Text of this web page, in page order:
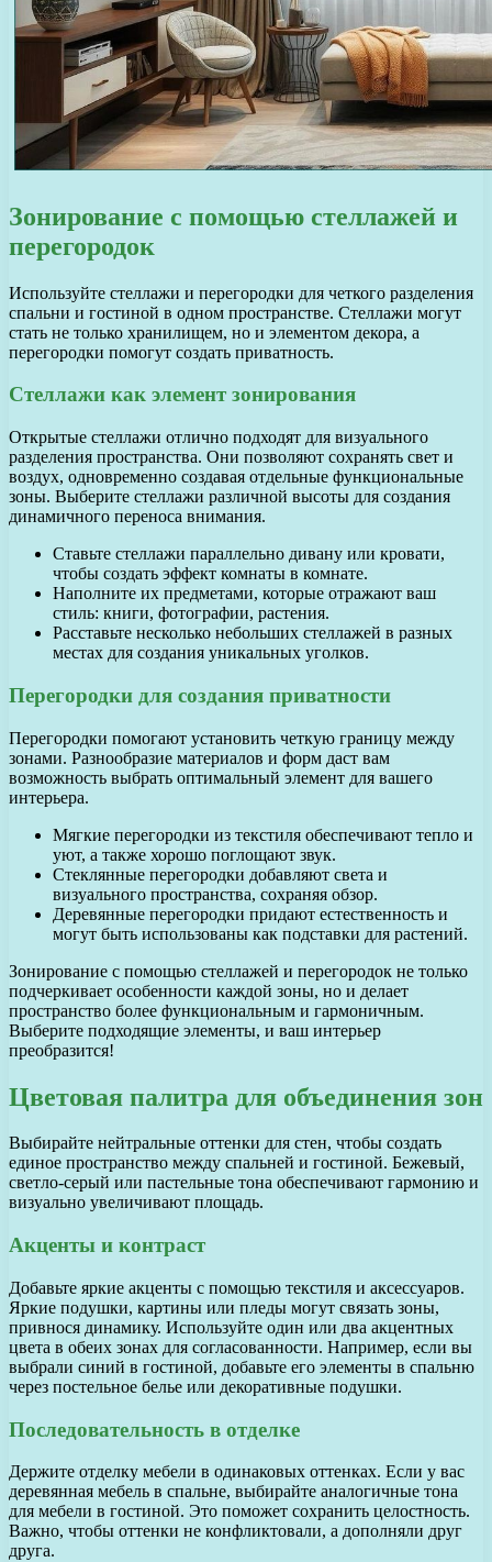
Зонирование с помощью стеллажей и
перегородок
Используйте стеллажи и перегородки для четкого разделения
спальни и гостиной в одном пространстве. Стеллажи могут
стать не только хранилищем, но и элементом декора, а
перегородки помогут создать приватность.
Стеллажи как элемент зонирования
Открытые стеллажи отлично подходят для визуального
разделения пространства. Они позволяют сохранять свет и
воздух, одновременно создавая отдельные функциональные
зоны. Выберите стеллажи различной высоты для создания
динамичного переноса внимания.
Ставьте стеллажи параллельно дивану или кровати,
чтобы создать эффект комнаты в комнате.
Наполните их предметами, которые отражают ваш
стиль: книги, фотографии, растения.
Расставьте несколько небольших стеллажей в разных
местах для создания уникальных уголков.
Перегородки для создания приватности
Перегородки помогают установить четкую границу между
зонами. Разнообразие материалов и форм даст вам
возможность выбрать оптимальный элемент для вашего
интерьера.
Мягкие перегородки из текстиля обеспечивают тепло и
уют, а также хорошо поглощают звук.
Стеклянные перегородки добавляют света и
визуального пространства, сохраняя обзор.
Деревянные перегородки придают естественность и
могут быть использованы как подставки для растений.
Зонирование с помощью стеллажей и перегородок не только
подчеркивает особенности каждой зоны, но и делает
пространство более функциональным и гармоничным.
Выберите подходящие элементы, и ваш интерьер
преобразится!
Цветовая палитра для объединения зон
Выбирайте нейтральные оттенки для стен, чтобы создать
единое пространство между спальней и гостиной. Бежевый,
светло-серый или пастельные тона обеспечивают гармонию и
визуально увеличивают площадь.
Акценты и контраст
Добавьте яркие акценты с помощью текстиля и аксессуаров.
Яркие подушки, картины или пледы могут связать зоны,
привнося динамику. Используйте один или два акцентных
цвета в обеих зонах для согласованности. Например, если вы
выбрали синий в гостиной, добавьте его элементы в спальню
через постельное белье или декоративные подушки.
Последовательность в отделке
Держите отделку мебели в одинаковых оттенках. Если у вас
деревянная мебель в спальне, выбирайте аналогичные тона
для мебели в гостиной. Это поможет сохранить целостность.
Важно, чтобы оттенки не конфликтовали, а дополняли друг
друга.